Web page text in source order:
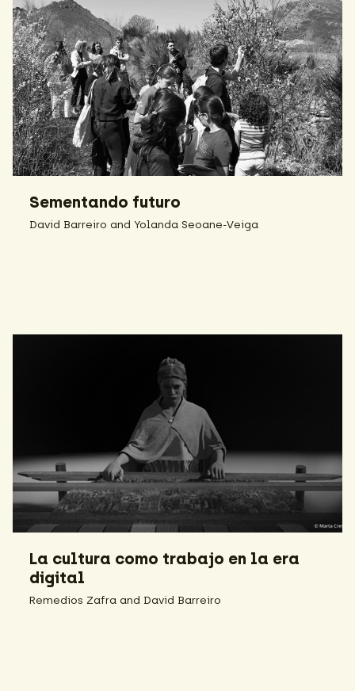
Sementando futuro
David Barreiro and Yolanda Seoane-Veiga
La cultura como trabajo en la era
digital
Remedios Zafra and David Barreiro